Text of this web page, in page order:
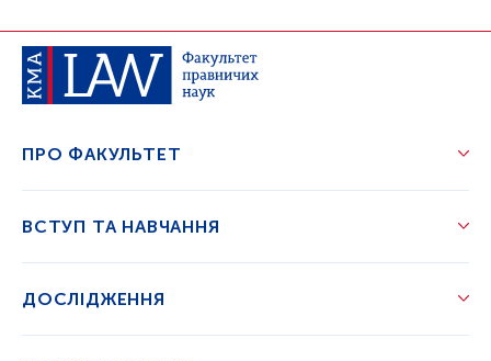
ПРО ФАКУЛЬТЕТ
ВСТУП ТА НАВЧАННЯ
ДОСЛІДЖЕННЯ